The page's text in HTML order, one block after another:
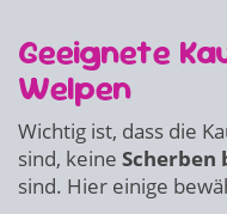
Geeignete
Welpen
Wichtig ist, dass die
sind, keine Scherben
sind. Hier einige